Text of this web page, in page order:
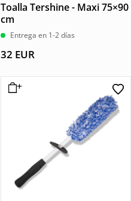
Toalla Tershine - Maxi 75×90
cm
Entrega en 1-2 días
32 EUR